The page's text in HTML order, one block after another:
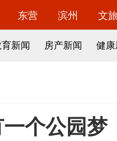
东营 滨州 文旅
新闻 房产新闻 健
一个公园梦